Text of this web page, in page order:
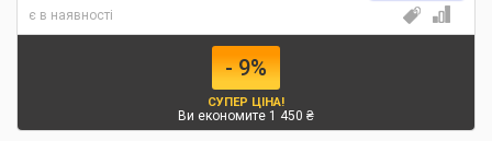
є в наявності
- 9%
СУПЕР ЦІНА!
Ви економите 1 450 ₴